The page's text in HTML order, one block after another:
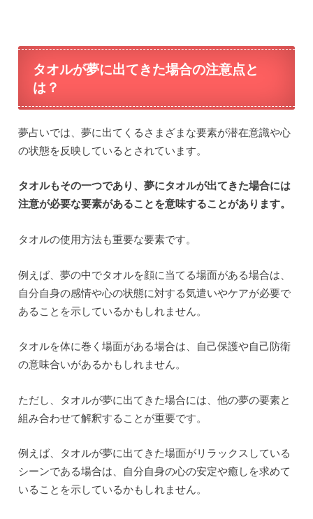
タオルが夢に出てきた場合の注意点と
は？
夢占いでは、夢に出てくるさまざまな要素が潜在意識や心
の状態を反映しているとされています。
タオルもその一つであり、夢にタオルが出てきた場合には
注意が必要な要素があることを意味することがあります。
タオルの使用方法も重要な要素です。
例えば、夢の中でタオルを顔に当てる場面がある場合は、
自分自身の感情や心の状態に対する気遣いやケアが必要で
あることを示しているかもしれません。
タオルを体に巻く場面がある場合は、自己保護や自己防衛
の意味合いがあるかもしれません。
ただし、タオルが夢に出てきた場合には、他の夢の要素と
組み合わせて解釈することが重要です。
例えば、タオルが夢に出てきた場面がリラックスしている
シーンである場合は、自分自身の心の安定や癒しを求めて
いることを示しているかもしれません。